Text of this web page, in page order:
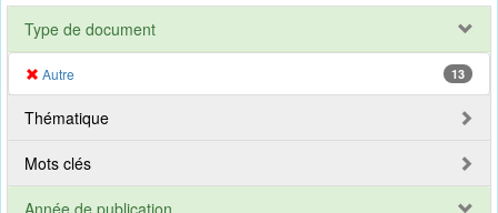
Type de document
Autre 13
Thématique
Mots clés
Année de publication